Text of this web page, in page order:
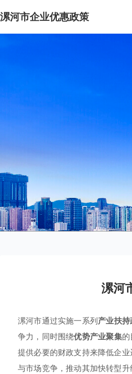
漯河市企业优惠政策
漯河
漯河市通过实施一系列产业扶
争力，同时围绕优势产业聚集的
提供必要的财政支持来降低企
与市场竞争，推动其加快转型